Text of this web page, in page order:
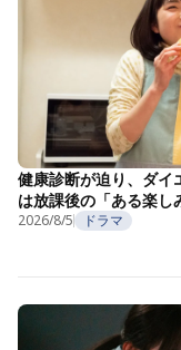
健康診断が迫り、ダイ
は放課後の「ある楽
2026/8/5 ドラマ